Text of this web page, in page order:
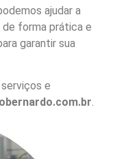
ajudar a
forma prática e
garantir sua
e
.